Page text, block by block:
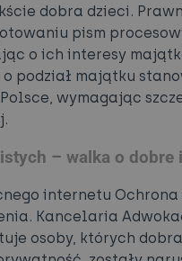
dobra dzieci.
pism
o ich interesy
podział majątku
wymagając
– walka o dobre
internetu
Kancelaria
osoby, których